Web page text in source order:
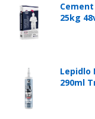
Cement
25kg
Lepidlo
290ml